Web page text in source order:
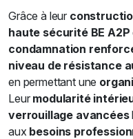
Grâce à leur
haute sécurité BE A2P
condamnation
niveau de résistance
en permettant une
Leur modularité
verrouillage avancées
aux besoins